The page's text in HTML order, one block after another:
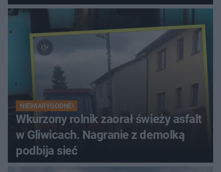
NIEWIARYGODNE!
Wkurzony rolnik zaorał świeży asfalt
w Gliwicach. Nagranie z demolką
podbija sieć